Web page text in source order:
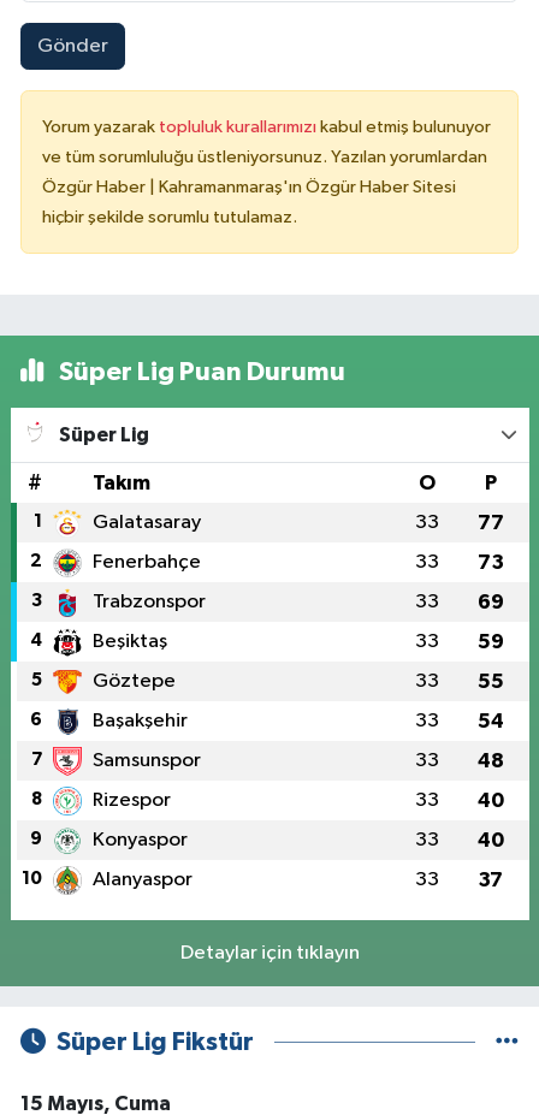
Gönder
Yorum yazarak topluluk kurallarımızı kabul etmiş bulunuyor
ve tüm sorumluluğu üstleniyorsunuz. Yazılan yorumlardan
Özgür Haber | Kahramanmaraş'ın Özgür Haber Sitesi
hiçbir şekilde sorumlu tutulamaz.
Süper Lig Puan Durumu
Süper Lig
# Takım O P
1 Galatasaray 33 77
2 Fenerbahçe 33 73
3 Trabzonspor 33 69
4 Beşiktaş 33 59
5 Göztepe 33 55
6 Başakşehir 33 54
7 Samsunspor 33 48
8 Rizespor 33 40
9 Konyaspor 33 40
10 Alanyaspor 33 37
Detaylar için tıklayın
Süper Lig Fikstür
15 Mayıs, Cuma